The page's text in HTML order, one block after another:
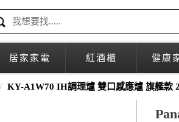
居家家電 紅酒櫃 健康
KY-A1W70 IH調理爐 雙口感應爐 旗艦款